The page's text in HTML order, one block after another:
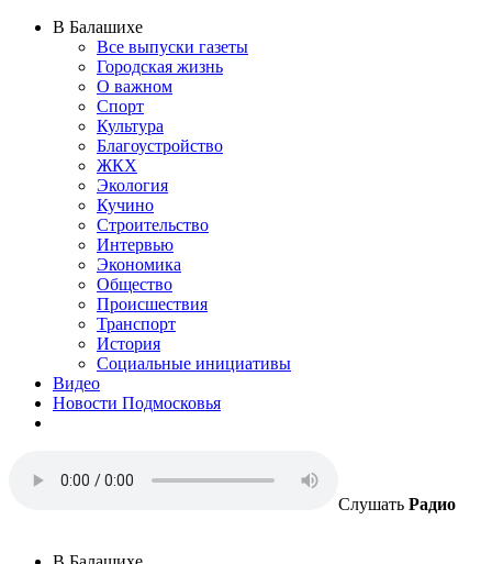
В Балашихе
Все выпуски газеты
Городская жизнь
О важном
Спорт
Культура
Благоустройство
ЖКХ
Экология
Кучино
Строительство
Интервью
Экономика
Общество
Происшествия
Транспорт
История
Социальные инициативы
Видео
Новости Подмосковья
Слушать Радио